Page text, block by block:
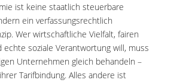
ist keine staatlich steuerbare
ein verfassungsrechtlich
Wer wirtschaftliche Vielfalt, fairen
soziale Verantwortung will, muss
Unternehmen gleich behandeln –
Tarifbindung. Alles andere ist